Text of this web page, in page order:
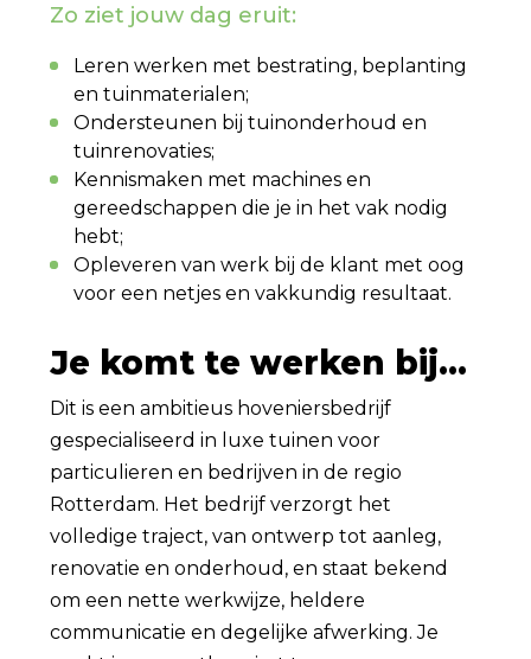
Zo ziet jouw dag eruit:
Leren werken met bestrating, beplanting
en tuinmaterialen;
Ondersteunen bij tuinonderhoud en
tuinrenovaties;
Kennismaken met machines en
gereedschappen die je in het vak nodig
hebt;
Opleveren van werk bij de klant met oog
voor een netjes en vakkundig resultaat.
Je komt te werken bij...
Dit is een ambitieus hoveniersbedrijf
gespecialiseerd in luxe tuinen voor
particulieren en bedrijven in de regio
Rotterdam. Het bedrijf verzorgt het
volledige traject, van ontwerp tot aanleg,
renovatie en onderhoud, en staat bekend
om een nette werkwijze, heldere
communicatie en degelijke afwerking. Je